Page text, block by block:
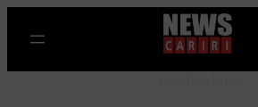
para
o